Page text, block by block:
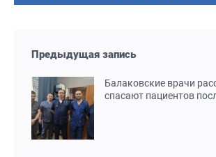
Предыдущая запись
Балаковские врачи
спасают пациентов